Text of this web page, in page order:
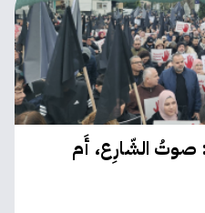
صوتُ الشّارِع، أَم